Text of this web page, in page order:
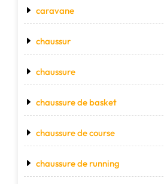
caravane
chaussur
chaussure
chaussure de basket
chaussure de course
chaussure de running